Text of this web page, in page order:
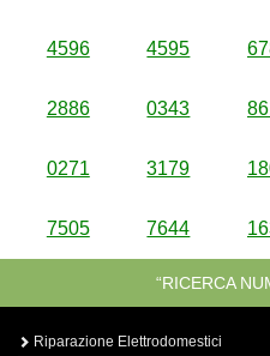
4596 4595
2886 0343
0271 3179
7505 7644
“RICERCA
Riparazione Elettrodomestici